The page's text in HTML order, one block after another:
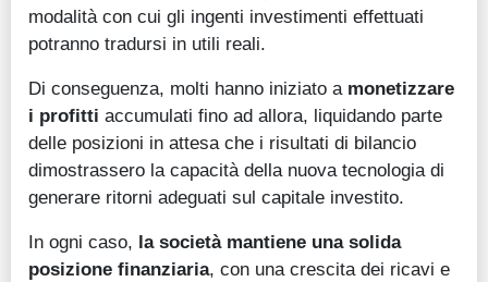
modalità con cui gli ingenti investimenti effettuati
potranno tradursi in utili reali.
Di conseguenza, molti hanno iniziato a monetizzare
i profitti accumulati fino ad allora, liquidando parte
delle posizioni in attesa che i risultati di bilancio
dimostrassero la capacità della nuova tecnologia di
generare ritorni adeguati sul capitale investito.
In ogni caso, la società mantiene una solida
posizione finanziaria, con una crescita dei ricavi e